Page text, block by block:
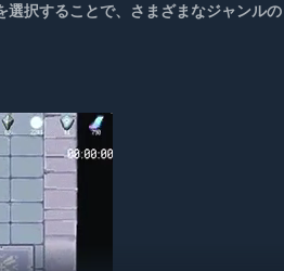
択することで、さまざまなジャンルの